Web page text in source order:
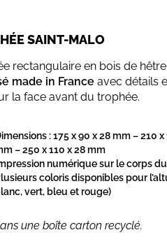
SAINT-MALO
rectangulaire en bois de
made in France avec détails
la face avant du trophée.
: 175 x 90 x 28 mm – 210
– 250 x 110 x 28 mm
numérique sur le corps
coloris disponibles pour
vert, bleu et rouge)
une boîte carton recyclé.